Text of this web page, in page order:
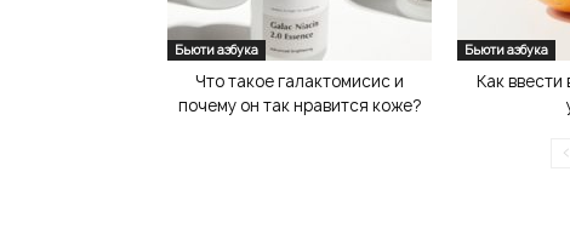
Бьюти азбука
Что такое галактомисис и
почему он так нравится коже?
Бьюти азбука
Как ввести